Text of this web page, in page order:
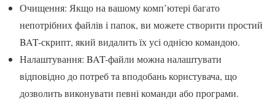
Очищення: Якщо на вашому комп’ютері багато
непотрібних файлів і папок, ви можете створити простий
BAT-скрипт, який видалить їх усі однією командою.
Налаштування: BAT-файли можна налаштувати
відповідно до потреб та вподобань користувача, що
дозволить виконувати певні команди або програми.